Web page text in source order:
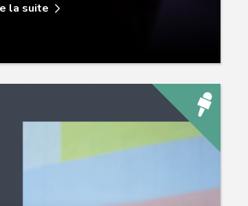
la suite